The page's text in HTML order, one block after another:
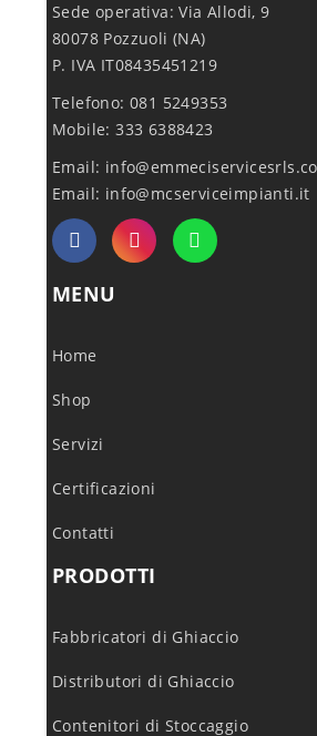
Sede operativa: Via Allodi, 9
80078 Pozzuoli (NA)
P. IVA IT08435451219
Telefono: 081 5249353
Mobile: 333 6388423
Email:
Email: info@mcserviceimpianti.it
MENU
Home
Shop
Servizi
Certificazioni
Contatti
PRODOTTI
Fabbricatori di Ghiaccio
Distributori di Ghiaccio
Contenitori di Stoccaggio